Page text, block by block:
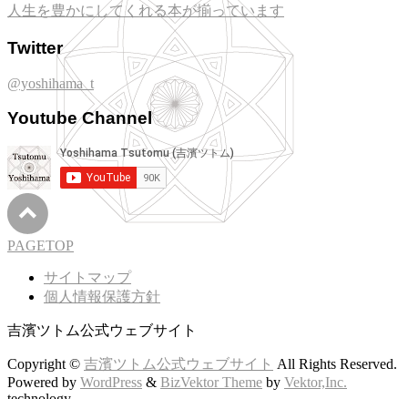
人生を豊かにしてくれる本が揃っています
Twitter
@yoshihama_t
Youtube Channel
PAGETOP
サイトマップ
個人情報保護方針
吉濱ツトム公式ウェブサイト
Copyright © 吉濱ツトム公式ウェブサイト All Rights Reserved.
Powered by WordPress & BizVektor Theme by Vektor,Inc.